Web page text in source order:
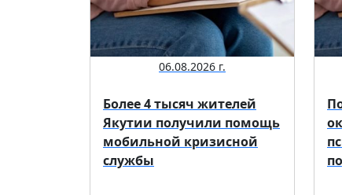
06.08.2026 г.
Более 4 тысяч жителей
Якутии получили помощь
мобильной кризисной
службы